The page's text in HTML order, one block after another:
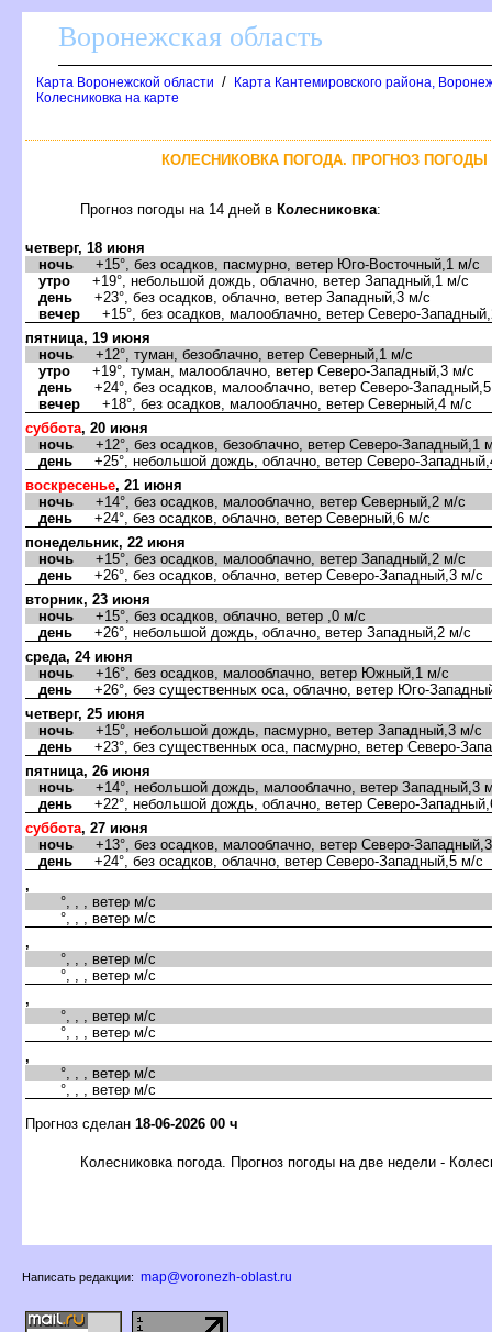
оронежская область
Карта Воронежской области /
Карта Кантемировского района,
Колесниковка на карте
КОЛЕСНИКОВКА ПОГОДА. ПРОГНОЗ
Прогноз погоды на 14 дней Колесниковка:
четверг, 18 июня
ночь +15°, без осадков, пасмурно, ветер Юго-Восточный,1 м/с
утро +19°, небольшой дождь, облачно, ветер Западный,1 м/с
день +23°, без осадков, облачно, ветер Западный,3 м/с
ечер +15°, без осадков, малооблачно, ветер Северо-
пятница, 19 июня
ночь +12°, туман, безоблачно, ветер Северный,1 м/с
утро +19°, туман, малооблачно, ветер Северо-Западный,3 м/с
день +24°, без осадков, малооблачно, ветер Северо-
ечер +18°, без осадков, малооблачно, ветер Северный,4 м/с
суббота, 20 июня
ночь +12°, без осадков, безоблачно, ветер Северо-Западный,1
день +25°, небольшой дождь, облачно, ветер Северо-
оскресенье, 21 июня
ночь +14°, без осадков, малооблачно, ветер Северный,2 м/с
день +24°, без осадков, облачно, ветер Северный,6 м/с
понедельник, 22 июня
ночь +15°, без осадков, малооблачно, ветер Западный,2 м/с
день +26°, без осадков, облачно, ветер Северо-Западный,3 м/с
торник, 23 июня
ночь +15°, без осадков, облачно, ветер ,0 м/с
день +26°, небольшой дождь, облачно, ветер Западный,2 м/с
среда, 24 июня
ночь +16°, без осадков, малооблачно, ветер Южный,1 м/с
день +26°, без существенных оса, облачно, ветер Юго-
четверг, 25 июня
ночь +15°, небольшой дождь, пасмурно, ветер Западный,3 м/с
день +23°, без существенных оса, пасмурно, ветер Северо-
пятница, 26 июня
ночь +14°, небольшой дождь, малооблачно, ветер Западный,3
день +22°, небольшой дождь, облачно, ветер Северо-
суббота, 27 июня
ночь +13°, без осадков, малооблачно, ветер Северо-
день +24°, без осадков, облачно, ветер Северо-Западный,5 м/с
,
°, , , ветер м/с
°, , , ветер м/с
,
°, , , ветер м/с
°, , , ветер м/с
,
°, , , ветер м/с
°, , , ветер м/с
,
°, , , ветер м/с
°, , , ветер м/с
Прогноз сделан 18-06-2026 00 ч
Колесниковка погода. Прогноз погоды на две недели -
Написать редакции: map@voronezh-oblast.ru